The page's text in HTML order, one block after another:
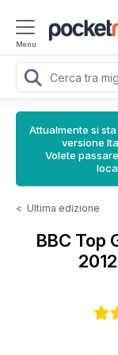
Menu
Attualmente si
versione
Volete
< Ultima edizione
BBC Top